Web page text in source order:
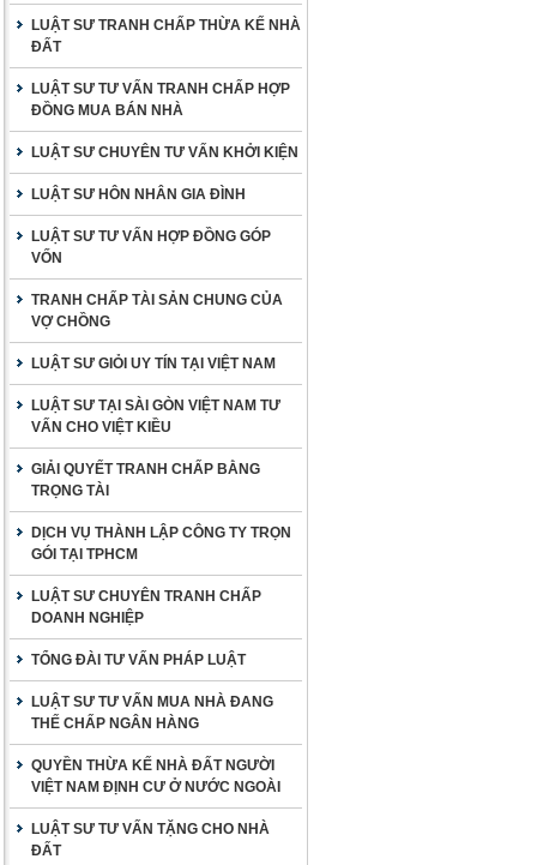
LUẬT SƯ TRANH CHẤP THỪA KẾ NHÀ
ĐẤT
LUẬT SƯ TƯ VẤN TRANH CHẤP HỢP
ĐỒNG MUA BÁN NHÀ
LUẬT SƯ CHUYÊN TƯ VẤN KHỞI KIỆN
LUẬT SƯ HÔN NHÂN GIA ĐÌNH
LUẬT SƯ TƯ VẤN HỢP ĐỒNG GÓP
VỐN
TRANH CHẤP TÀI SẢN CHUNG CỦA
VỢ CHỒNG
LUẬT SƯ GIỎI UY TÍN TẠI VIỆT NAM
LUẬT SƯ TẠI SÀI GÒN VIỆT NAM TƯ
VẤN CHO VIỆT KIỀU
GIẢI QUYẾT TRANH CHẤP BẰNG
TRỌNG TÀI
DỊCH VỤ THÀNH LẬP CÔNG TY TRỌN
GÓI TẠI TPHCM
LUẬT SƯ CHUYÊN TRANH CHẤP
DOANH NGHIỆP
TỔNG ĐÀI TƯ VẤN PHÁP LUẬT
LUẬT SƯ TƯ VẤN MUA NHÀ ĐANG
THẾ CHẤP NGÂN HÀNG
QUYỀN THỪA KẾ NHÀ ĐẤT NGƯỜI
VIỆT NAM ĐỊNH CƯ Ở NƯỚC NGOÀI
LUẬT SƯ TƯ VẤN TẶNG CHO NHÀ
ĐẤT